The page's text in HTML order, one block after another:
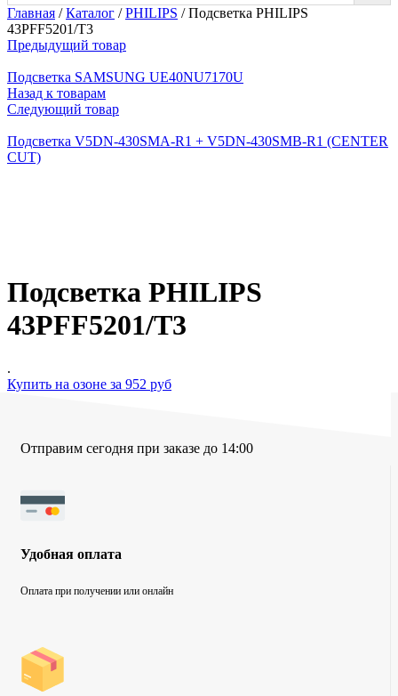
Главная /Каталог /PHILIPS /Подсветка PHILIPS
43PFF5201/T3
Предыдущий товар
Подсветка SAMSUNG UE40NU7170U
Назад к товарам
Следующий товар
Подсветка V5DN-430SMA-R1 + V5DN-430SMB-R1 (CENTER
CUT)
Подсветка PHILIPS
43PFF5201/T3
.
Купить на озоне за 952 руб
Отправим сегодня при заказе до 14:00
Удобная оплата
Оплата при получении или онлайн